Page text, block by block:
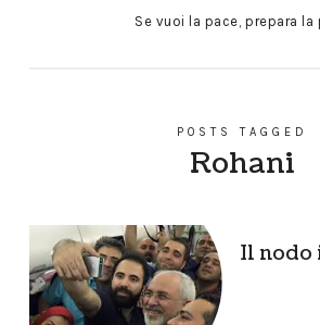
Se vuoi la pace, prepara la
POSTS TAGGED
Rohani
Il nodo